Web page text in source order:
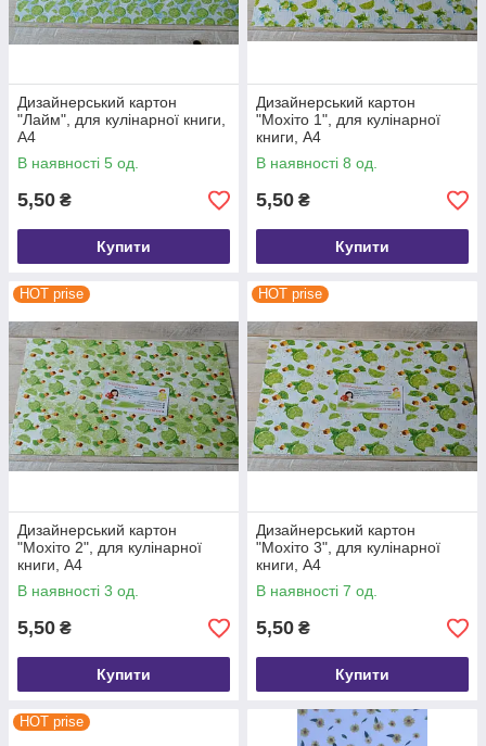
Дизайнерський картон
"Лайм", для кулінарної книги,
А4
В наявності 5 од.
5,50 ₴
Купити
Дизайнерський картон
"Мохіто 1", для кулінарної
книги, А4
В наявності 8 од.
5,50 ₴
Купити
HOT prise
Дизайнерський картон
"Мохіто 2", для кулінарної
книги, А4
В наявності 3 од.
5,50 ₴
Купити
HOT prise
Дизайнерський картон
"Мохіто 3", для кулінарної
книги, А4
В наявності 7 од.
5,50 ₴
Купити
HOT prise